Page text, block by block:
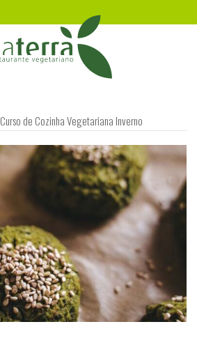
Curso de Cozinha Vegetariana Inverno